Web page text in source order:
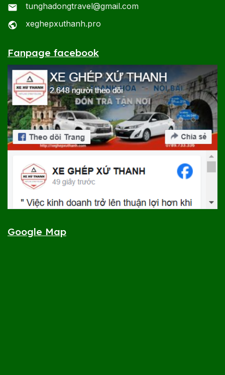
tunghadongtravel@gmail.com
xeghepxuthanh.pro
Fanpage facebook
Google Map